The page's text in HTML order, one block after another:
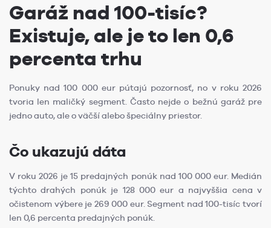
Garáž nad 100-tisíc?
Existuje, ale je to len 0,6
percenta trhu
Ponuky nad 100 000 eur pútajú pozornosť, no v roku 2026
tvoria len maličký segment. Často nejde o bežnú garáž pre
jedno auto, ale o väčší alebo špeciálny priestor.
Čo ukazujú dáta
V roku 2026 je 15 predajných ponúk nad 100 000 eur. Medián
týchto drahých ponúk je 128 000 eur a najvyššia cena v
očistenom výbere je 269 000 eur. Segment nad 100-tisíc tvorí
len 0,6 percenta predajných ponúk.